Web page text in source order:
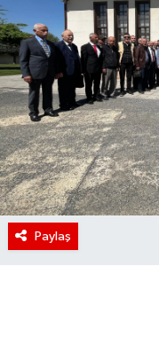
Paylaş